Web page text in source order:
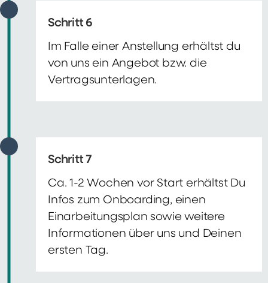
Schritt 6
Im Falle einer Anstellung erhältst du
von uns ein Angebot bzw. die
Vertragsunterlagen.
Schritt 7
Ca. 1-2 Wochen vor Start erhältst Du
Infos zum Onboarding, einen
Einarbeitungsplan sowie weitere
Informationen über uns und Deinen
ersten Tag.